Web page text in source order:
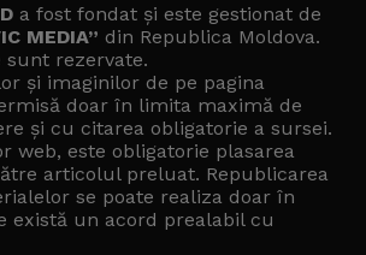
a fost fondat și este gestionat de
MEDIA” din Republica Moldova.
rezervate.
și imaginilor de pe pagina
doar în limita maximă de
și cu citarea obligatorie a sursei.
web, este obligatorie plasarea
articolul preluat. Republicarea
se poate realiza doar în
există un acord prealabil cu